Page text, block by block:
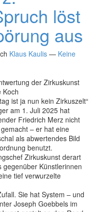
löst
aus
Klaus Kaulis — Keine
der Zirkuskunst
Koch
ist ja nun kein Zirkuszelt“
am 1. Juli 2025 hat
Friedrich Merz nicht
– er hat eine
als abwertendes Bild
benutzt.
Zirkuskunst derart
Künstlerinnen
tief verwurzelte
Sie hat System – und
Joseph Goebbels im